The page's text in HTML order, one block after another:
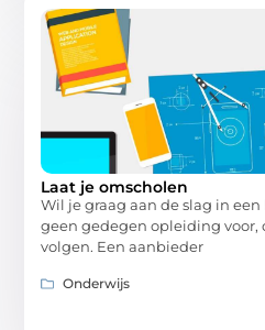
Laat je omscholen
Wil je graag aan de slag in
geen gedegen opleiding voor,
volgen. Een aanbieder
Onderwijs